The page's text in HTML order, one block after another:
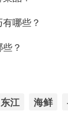
哪些？
？
东江 海鲜